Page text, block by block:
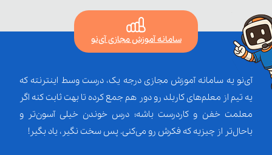
سامانه آموزش مجازی آی‌نو
آی‌نو یه سامانه آموزش مجازی درجه یک، درست وسط اینترنته که
یه تیم از معلم‌‌های کاربلد رو دور هم جمع کرده تا بهت ثابت کنه اگر
معلمت خفن و کاردرست باشه؛ درس خوندن خیلی آسون‌تر و
باحال‌تر از چیزیه که فکرش رو می‌کنی. پس سخت نگیر، یاد بگیر!